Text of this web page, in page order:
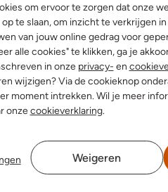
om ervoor te zorgen dat onze
te slaan, om inzicht te verkrijgen
van jouw online gedrag voor
alle cookies" te klikken, ga je
in onze privacy- en
wijzigen? Via de cookieknop
moment intrekken. Wil je meer
onzecookieverklaring.
Weigeren